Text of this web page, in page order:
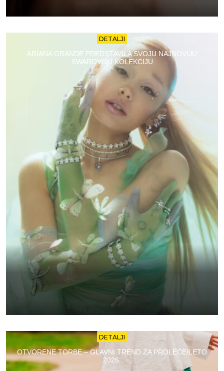
DETALJI
ARIANA GRANDE PREDSTAVILA SVOJU NAJNOVIJU
SWAROVSKI KOLEKCIJU
DETALJI
OTVORENE TORBE – GLAVNI TREND ZA PROLEĆE/LETO
2026.